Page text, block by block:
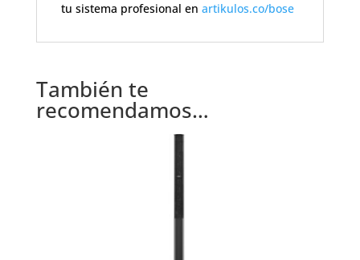
tu sistema profesional en artikulos.co/bose
También te
recomendamos…